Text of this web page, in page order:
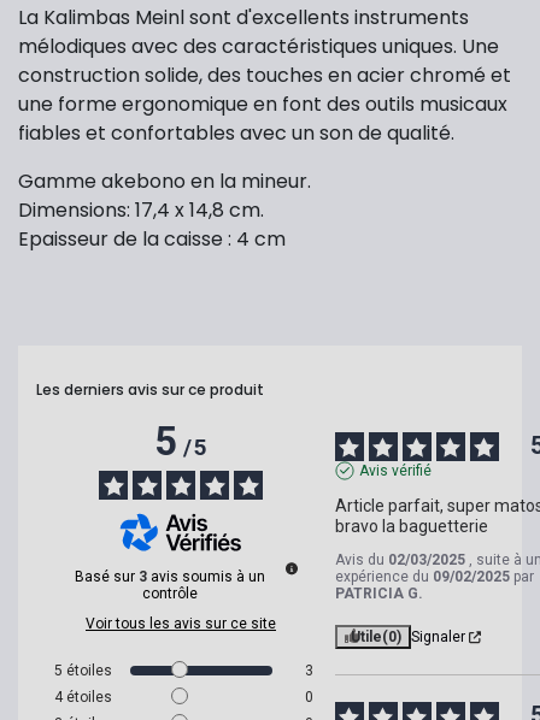
La Kalimbas Meinl sont d'excellents instruments
mélodiques avec des caractéristiques uniques. Une
construction solide, des touches en acier chromé et
une forme ergonomique en font des outils musicaux
fiables et confortables avec un son de qualité.
Gamme akebono en la mineur.
Dimensions: 17,4 x 14,8 cm.
Epaisseur de la caisse : 4 cm
Les derniers avis sur ce produit
5/5
Basé sur 3 avis soumis à un
contrôle
Voir tous les avis sur ce site
5 étoiles
3
4 étoiles
0
Avis vérifié
Article parfait, super
bravo la baguetterie
Avis du 02/03/2025 , suite à
expérience du 09/02/2025 par
PATRICIA G.
Utile(0) Signaler